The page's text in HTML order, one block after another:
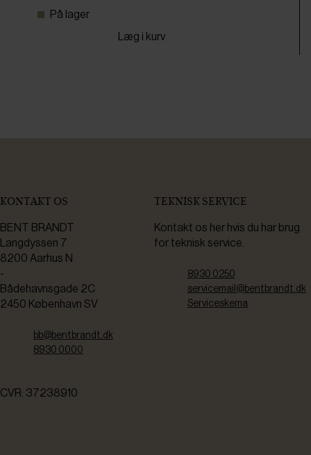
På lager
Læg i kurv
KONTAKT OS
BENT BRANDT
Langdyssen 7
8200 Aarhus N
-
Bådehavnsgade 2C
2450 København SV
bb@bentbrandt.dk
8930 0000
CVR: 37238910
TEKNISK SERVICE
Kontakt os her hvis du har brug
for teknisk service.
8930 0250
servicemail@bentbrandt.dk
Serviceskema